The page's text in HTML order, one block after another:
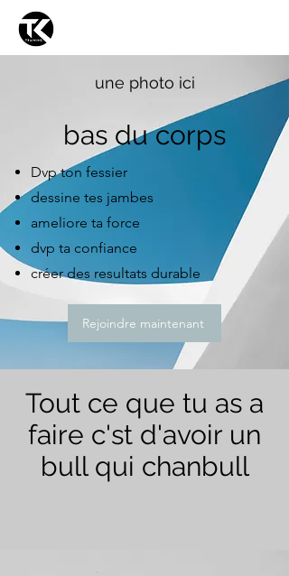
une photo ici
bas du corps
Dvp ton fessier
dessine tes jambes
ameliore ta force
dvp ta confiance
créer des resultats durable
Rejoindre maintenant
Tout ce que tu as a
faire c'st d'avoir un
bull qui chanbull